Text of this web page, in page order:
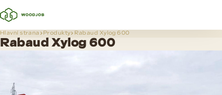
Hlavní strana Produkty Rabaud Xylog 600
Rabaud Xylog 600